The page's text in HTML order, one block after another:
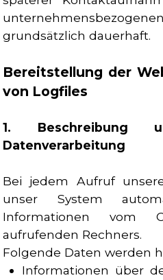
grundsätzlich dauerhaft.
Bereitstellung der
von Logfiles
1. Beschreibung
Datenverarbeitung
Bei jedem Aufruf
unser System
Informationen vom
aufrufenden Rechners.
Folgende Daten werden
Informationen über